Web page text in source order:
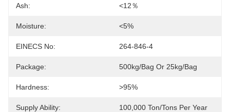
Ash: <12％
Moisture: <5%
EINECS No: 264-846-4
Package: 500kg/bag Or 25kg/bag
Hardness: >95%
Supply Ability: 100,000 Ton/Tons Per Year